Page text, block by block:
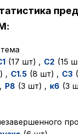
(17 шт) , C2 (15
, C1.5 (8 шт) , C3
, P8 (3 шт) , к6 (3